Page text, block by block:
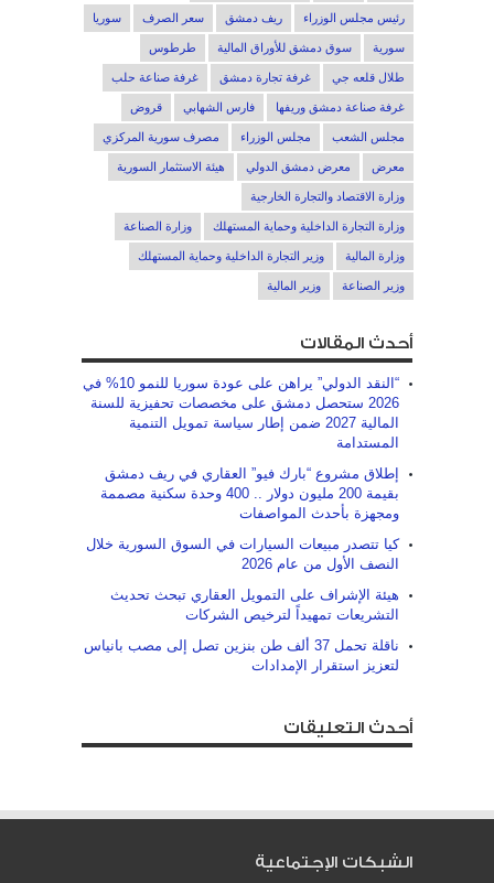
رئيس مجلس الوزراء ريف دمشق سعر الصرف سوريا
سورية سوق دمشق للأوراق المالية طرطوس
طلال قلعه جي غرفة تجارة دمشق غرفة صناعة حلب
غرفة صناعة دمشق وريفها فارس الشهابي قروض
مجلس الشعب مجلس الوزراء مصرف سورية المركزي
معرض معرض دمشق الدولي هيئة الاستثمار السورية
وزارة الاقتصاد والتجارة الخارجية
وزارة التجارة الداخلية وحماية المستهلك وزارة الصناعة
وزارة المالية وزير التجارة الداخلية وحماية المستهلك
وزير الصناعة وزير المالية
أحدث المقالات
“النقد الدولي” يراهن على عودة سوريا للنمو 10% في
2026 ستحصل دمشق على مخصصات تحفيزية للسنة
المالية 2027 ضمن إطار سياسة تمويل التنمية
المستدامة
إطلاق مشروع “بارك فيو” العقاري في ريف دمشق
بقيمة 200 مليون دولار .. 400 وحدة سكنية مصممة
ومجهزة بأحدث المواصفات
كيا تتصدر مبيعات السيارات في السوق السورية خلال
النصف الأول من عام 2026
هيئة الإشراف على التمويل العقاري تبحث تحديث
التشريعات تمهيداً لترخيص الشركات
ناقلة تحمل 37 ألف طن بنزين تصل إلى مصب بانياس
لتعزيز استقرار الإمدادات
أحدث التعليقات
الشبكات الإجتماعية